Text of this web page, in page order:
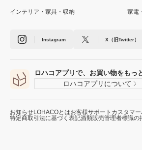
インテリア・家具・収納 家電
Instagram X（旧Twitter）
ロハコアプリで、お買い物をもっ
ロハコアプリについて
お知らせLOHACOとはお客様サポート カスタマ
特定商取引法に基づく表記酒類販売管理者標識の